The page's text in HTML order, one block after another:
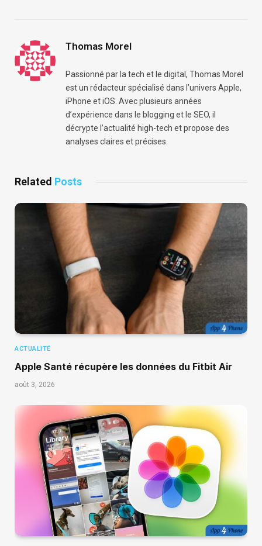
Thomas Morel
Passionné par la tech et le digital, Thomas Morel
est un rédacteur spécialisé dans l’univers Apple,
iPhone et iOS. Avec plusieurs années
d’expérience dans le blogging et le SEO, il
décrypte l’actualité high-tech et propose des
analyses claires et précises.
Related Posts
ACTUALITÉ
Apple Santé récupère les données du Fitbit Air
août 3, 2026